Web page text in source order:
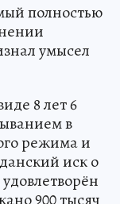
полностью
умысел
8 лет 6
в
режима и
иск о
900 тысяч